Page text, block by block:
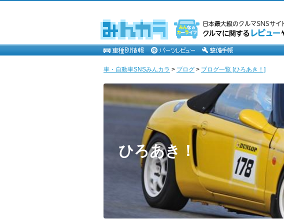
車・自動車SNSみんカラ > ブログ > ブログ一覧 [ひろあき！]
ひろあき！